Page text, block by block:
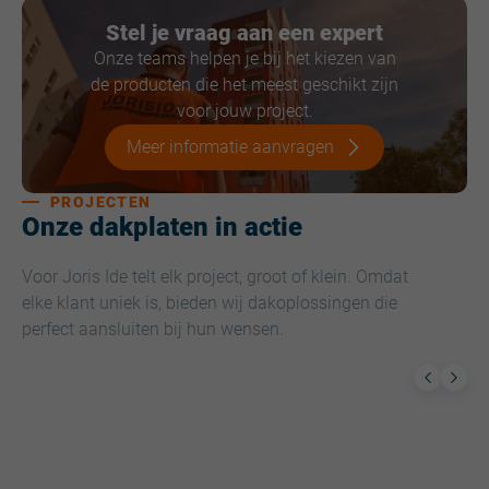
Stel je vraag aan een expert
Onze teams helpen je bij het kiezen van
de producten die het meest geschikt zijn
voor jouw project.
Meer informatie aanvragen
Onze dakplaten in actie
PROJECTEN
Voor Joris Ide telt elk project, groot of klein. Omdat
elke klant uniek is, bieden wij dakoplossingen die
perfect aansluiten bij hun wensen.